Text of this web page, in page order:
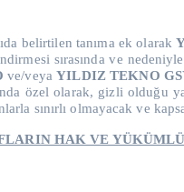
belirtilen tanıma ek olarak
sırasında ve
ve/veyaYILDIZ TEKNO
özel olarak, gizli olduğu
sınırlı olmayacak ve
HAK VE